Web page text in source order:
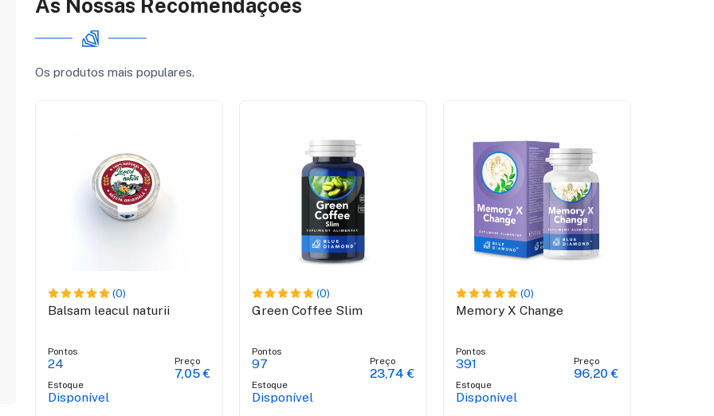
Os produtos mais populares.
(0)
Balsam leacul naturii
Pontos
24
Estoque
Disponível
Preço
7,05 €
(0)
Green Coffee Slim
Pontos
97
Estoque
Disponível
Preço
23,74 €
(0)
Memory X Change
Pontos
391
Estoque
Disponível
Preço
96,20 €